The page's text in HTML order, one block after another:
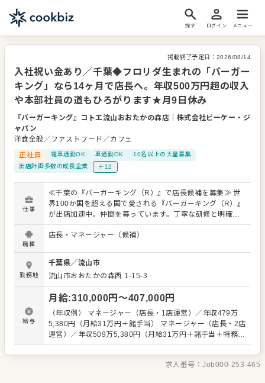
探す ログイン メニュー
掲載終了予定日： 2026/08/14
入社祝い金あり／千葉◆フロリダ生まれの「バーガー
キング」なら14ヶ月で店長へ。年収500万円超の収入
や本部社員の道もひろがります★月9日休み
『バーガーキング』コトエ流山おおたかの森店
株式会社ビーケー・ジ
ャパン
洋食全般／ファストフード／カフェ
正社員
電車通勤OK 車通勤OK
10名以上の大量募集
出店計画多数の成長企業
＋12
仕事
≪千葉の『バーガーキング（R）』で店長候補を募集≫ 世
界100か国を超える国で愛される『バーガーキング（R）』
が出店加速中。仲間を募っています。丁寧な研修と明確な
評価・昇進・昇格制度があり、 「マネジメントって自信が
ないな…」「経験なくて大丈夫かな」 という方も、研修後
ポートの中、業務を運営しています。 というのも当社では
マニュアルをきちんと整備。 「前の店長はこうしていた」
「SVのBさんはこう言っていた」 などがないよう、正しい
知識がスタッフ全員に等しく伝わるように努めています。
安心してキャリアアップをめざせる環境です。 またスタッ
フの前職も様々で、飲食業界はもちろん、元劇団員という
人も。 「色んな世代、前職の人がいて面白い」 「頑張った
分の評価が見えるのがいい」 「ガツガツ売り上げるという
らってこそ…というスタンスがいい」という声がありま
職種
店長・マネージャー（候補）
勤務地
千葉県／流山市
流山市おおたかの森西 1-15-3
給与
月給:310,000円〜407,000円
（年収例） マネージャー（店長・1店運営）／年収479万
5,380円（月給31万円＋諸手当） マネージャー（店長・2店
運営）／年収509万5,380円（月給31万円＋諸手当＋特務手
当） シニアマネージャー（1店運営）／年収541万4,040円
（月給35万円＋諸手当） シニアマネージャー（2店運営）
／年収571万4,040円（月給35万円＋諸手当＋特務手当）
求人番号：Job000-253-465